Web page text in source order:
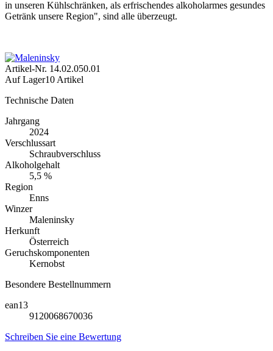
in unseren Kühlschränken, als erfrischendes alkoholarmes gesundes
Getränk unsere Region", sind alle überzeugt.
Artikel-Nr. 14.02.050.01
Auf Lager10 Artikel
Technische Daten
Jahrgang
2024
Verschlussart
Schraubverschluss
Alkoholgehalt
5,5 %
Region
Enns
Winzer
Maleninsky
Herkunft
Österreich
Geruchskomponenten
Kernobst
Besondere Bestellnummern
ean13
9120068670036
Schreiben Sie eine Bewertung